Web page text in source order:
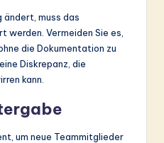
ändert, muss das
werden. Vermeiden Sie es,
die Dokumentation zu
Diskrepanz, die
kann.
um neue Teammitglieder